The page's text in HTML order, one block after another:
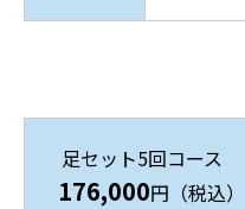
足セット5回コース
176,000円（税込）